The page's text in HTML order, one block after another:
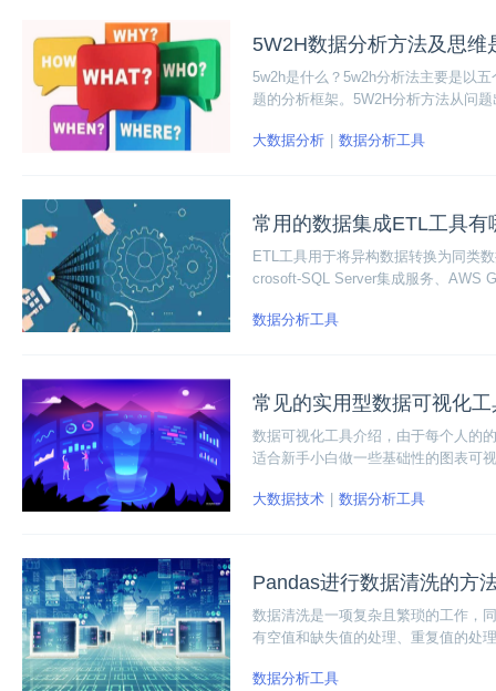
5W2H数据分析方法及思维
5w2h是什么？5w2h分析法主要是以
题的分析框架。5W2H分析方法从问
大数据分析
数据分析工具
常用的数据集成ETL工具有
ETL工具用于将异构数据转换为同类
crosoft-SQL Server集成服务、AWS
数据分析工具
常见的实用型数据可视化
数据可视化工具介绍，由于每个人的
适合新手小白做一些基础性的图表可
大数据技术
数据分析工具
Pandas进行数据清洗的方
数据清洗是一项复杂且繁琐的工作，
有空值和缺失值的处理、重复值的处
数据分析工具